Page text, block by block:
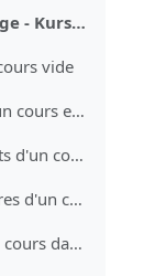
Cours et paramétrage - Kurse und Einstellungen
vide
Obtenir une copie d'un cours existant
Importer des éléments d'un cours (test QCM, devoir, questions)
Modifier les paramètres d'un cours
Modifier l'image d'un cours dans le tableau de bord